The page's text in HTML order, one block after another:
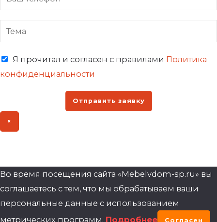
Я прочитал и согласен с правилами Политика
конфиденциальности
Отправить заявку
×
Во время посещения сайта «Mebelvdom-sp.ru» вы
соглашаетесь с тем, что мы обрабатываем ваши
персональные данные с использованием
метрических программ. Подробнее Согласен